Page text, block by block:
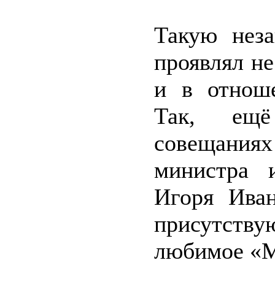
Такую
проявлял
и в
Так,
министра
Игоря
любимое